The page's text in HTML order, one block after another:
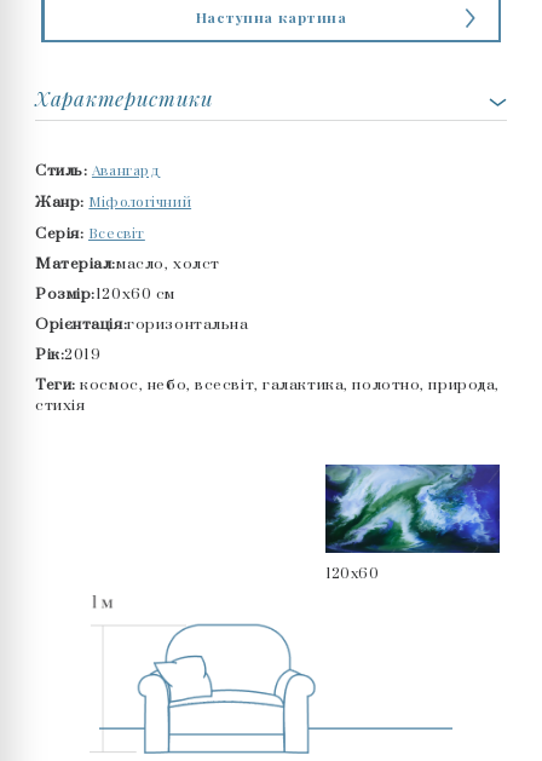
Наступна картина
Характеристики
Стиль: Авангард
Жанр: Міфологічний
Серія: Всесвіт
Матеріал:масло, холст
Розмір:120x60 см
Орієнтація:горизонтальна
Рік:2019
Теги: космос, небо, всесвіт, галактика, полотно, природа,
стихія
120x60